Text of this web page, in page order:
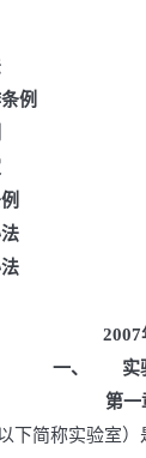
例
2007
一、 实
第一
下简称实验室